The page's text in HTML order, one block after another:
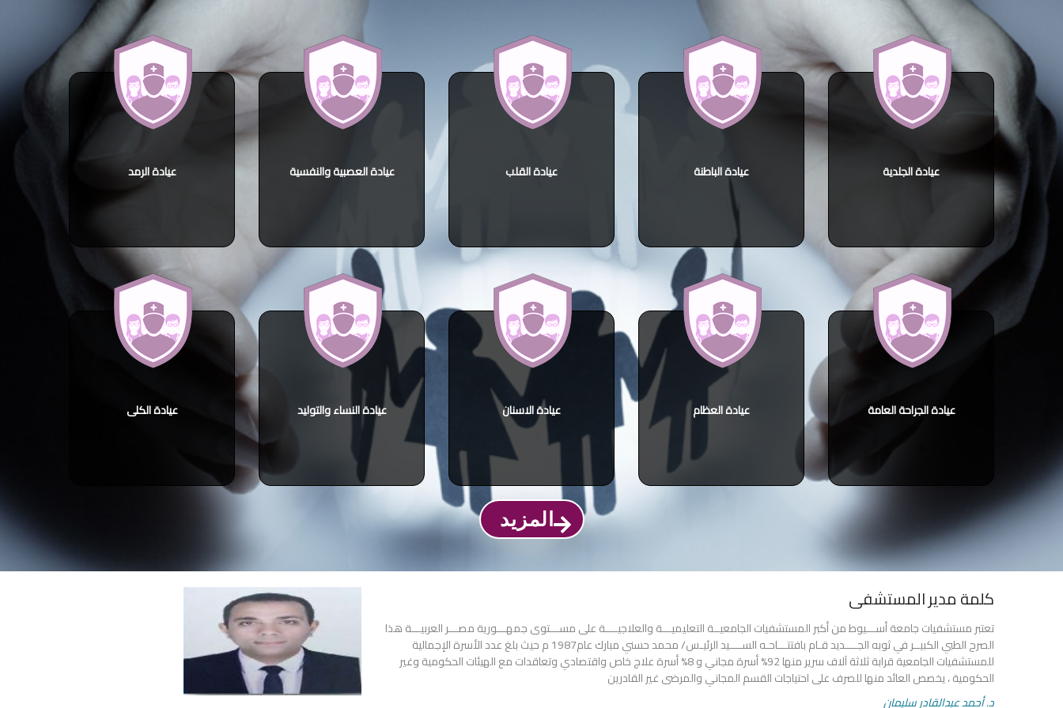
عيادة الرمد عيادة العصبية والنفسية عيادة القلب عيادة الباطنة عيادة الجلدية
عيادة الكلى عيادة النساء والتوليد عيادة الاسنان عيادة العظام عيادة الجراحة العامة
المزيد
كلمة مدير المستشفى
تعتبر مستشفيات جامعة أســـيوط من أكبر المستشفيات الجامعيــة التعليميـــة والعلاجيــــة على مســـتوى جمهـــورية مصـــر العربيـــة هذا
الصرح الطبي الكبيــر في ثوبه الجــــديد قـام بافتتـــاحـه الســــيد الرئيـس/ محمد حسني مبارك عام1987 م حيث بلغ عدد الأسرة الإجمالية
للمستشفيات الجامعية قرابة ثلاثة آلاف سرير منها 92% أسرة مجاني و 8% أسرة علاج خاص واقتصادي وتعاقدات مع الهيئات الحكومية وغير
الحكومية ، يخصص العائد منها للصرف على احتياجات القسم المجاني والمرضى غير القادرين
د. أحمد عبدالقادر سليمان